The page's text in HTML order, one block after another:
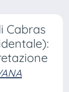
Cabras